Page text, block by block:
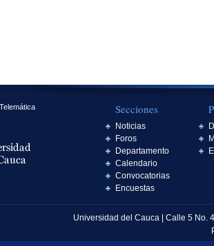
Secciones
Noticias
Foros
Departamento
Calendario
Convocatorias
Encuestas
Universidad del Cauca | Calle 5 No.